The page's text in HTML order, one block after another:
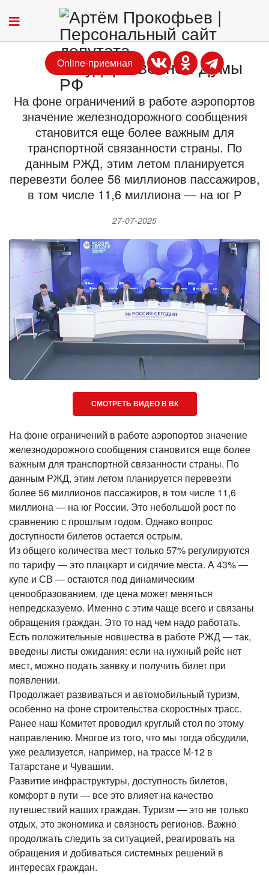
Online-приемная
На фоне ограничений в работе аэропортов
значение железнодорожного сообщения
становится еще более важным для
транспортной связанности страны. По
данным РЖД, этим летом планируется
перевезти более 56 миллионов пассажиров,
в том числе 11,6 миллиона — на юг Р
27-07-2025
СМОТРЕТЬ ВИДЕО В ВК
На фоне ограничений в работе аэропортов значение
железнодорожного сообщения становится еще более
важным для транспортной связанности страны. По
данным РЖД, этим летом планируется перевезти
более 56 миллионов пассажиров, в том числе 11,6
миллиона — на юг России. Это небольшой рост по
сравнению с прошлым годом. Однако вопрос
доступности билетов остается острым.
Из общего количества мест только 57% регулируются
по тарифу — это плацкарт и сидячие места. А 43% —
купе и СВ — остаются под динамическим
ценообразованием, где цена может меняться
непредсказуемо. Именно с этим чаще всего и связаны
обращения граждан. Это то над чем надо работать.
Есть положительные новшества в работе РЖД — так,
введены листы ожидания: если на нужный рейс нет
мест, можно подать заявку и получить билет при
появлении.
Продолжает развиваться и автомобильный туризм,
особенно на фоне строительства скоростных трасс.
Ранее наш Комитет проводил круглый стол по этому
направлению. Многое из того, что мы тогда обсудили,
уже реализуется, например, на трассе М-12 в
Татарстане и Чувашии.
Развитие инфраструктуры, доступность билетов,
комфорт в пути — все это влияет на качество
путешествий наших граждан. Туризм — это не только
отдых, это экономика и связность регионов. Важно
продолжать следить за ситуацией, реагировать на
обращения и добиваться системных решений в
интересах граждан.